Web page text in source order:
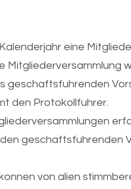
eine
Mitgliederversammlung
geschaftsfuhrenden
den Protokollfuhrer.
geschaftsfuhrenden
von alien